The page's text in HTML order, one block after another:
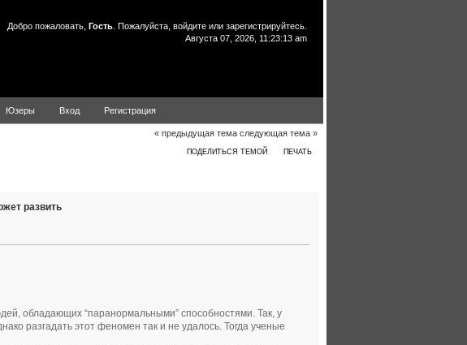
Добро пожаловать, Гость . Пожалуйста, войдите или зарегистрируйтесь
Августа 07, 2026, 11:23:13 am
Юзеры Вход Регистрация
« предыдущая тема следующая тема »
ПОДЕЛИТЬСЯ ТЕМОЙ ПЕЧАТЬ
развить
обладающих “паранормальными” способностями. Так, у
разгадать этот феномен так и не удалось. Тогда ученые